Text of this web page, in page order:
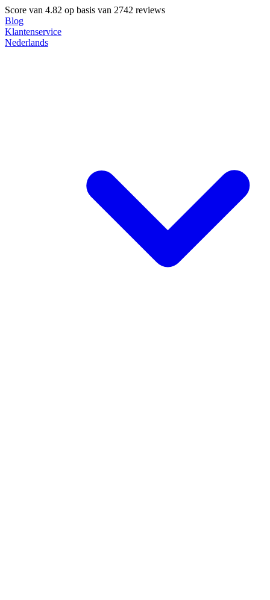
Score van 4.82 op basis van 2742 reviews
Blog
Klantenservice
Nederlands